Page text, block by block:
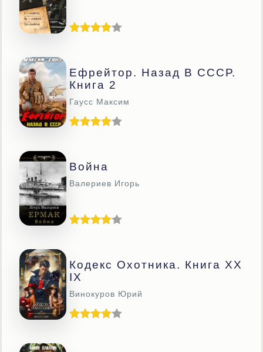
Ефрейтор. Назад В СССР.
Книга 2
Гаусс Максим
Война
Валериев Игорь
Кодекс Охотника. Книга XX
IX
Винокуров Юрий